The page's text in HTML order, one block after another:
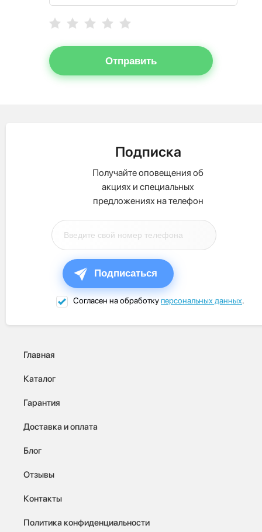
Отправить
Подписка
Получайте оповещения об
акциях и специальных
предложениях на телефон
Подписаться
Согласен на обработкуперсональных данных.
Главная
Каталог
Гарантия
Доставка и оплата
Блог
Отзывы
Контакты
Политика конфиденциальности